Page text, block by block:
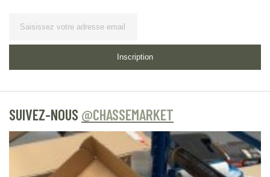
Inscription
SUIVEZ-NOUS @CHASSEMARKET